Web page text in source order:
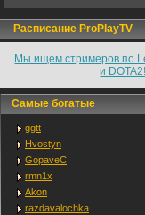
Расписание ProPlayTV
Мы ищем стримеров по
и DOTA2!
Самые богатые
ggtt
Hvostyn
GopaveC
rmn1x
Akon
razdavalochka